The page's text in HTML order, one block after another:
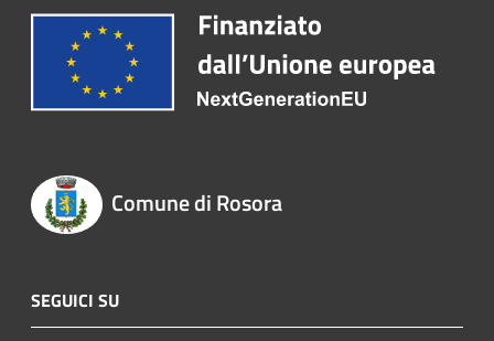
Comune di Rosora
SEGUICI SU